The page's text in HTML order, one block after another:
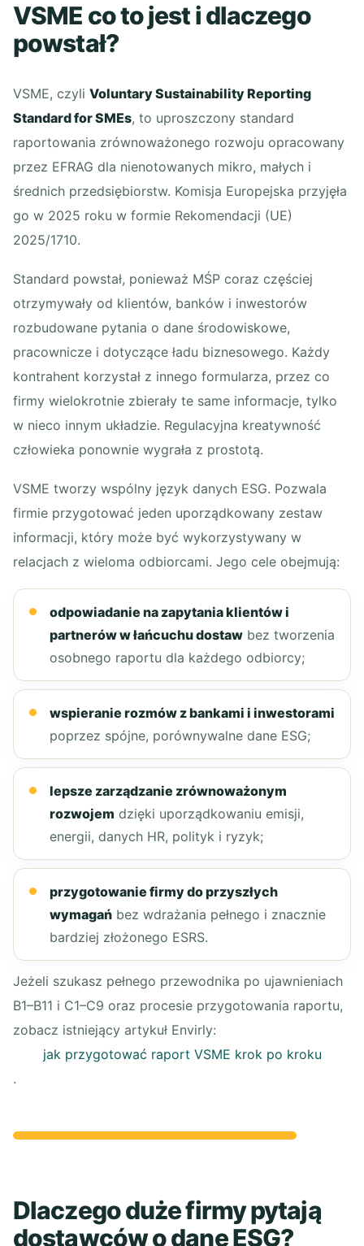
VSME co to jest i dlaczego
powstał?
VSME, czyli Voluntary Sustainability Reporting
Standard for SMEs, to uproszczony standard
raportowania zrównoważonego rozwoju opracowany
przez EFRAG dla nienotowanych mikro, małych i
średnich przedsiębiorstw. Komisja Europejska przyjęła
go w 2025 roku w formie Rekomendacji (UE)
2025/1710.
Standard powstał, ponieważ MŚP coraz częściej
otrzymywały od klientów, banków i inwestorów
rozbudowane pytania o dane środowiskowe,
pracownicze i dotyczące ładu biznesowego. Każdy
kontrahent korzystał z innego formularza, przez co
firmy wielokrotnie zbierały te same informacje, tylko
w nieco innym układzie. Regulacyjna kreatywność
człowieka ponownie wygrała z prostotą.
VSME tworzy wspólny język danych ESG. Pozwala
firmie przygotować jeden uporządkowany zestaw
informacji, który może być wykorzystywany w
relacjach z wieloma odbiorcami. Jego cele obejmują:
odpowiadanie na zapytania klientów i
partnerów w łańcuchu dostaw bez tworzenia
osobnego raportu dla każdego odbiorcy;
wspieranie rozmów z bankami i inwestorami
poprzez spójne, porównywalne dane ESG;
lepsze zarządzanie zrównoważonym
rozwojem dzięki uporządkowaniu emisji,
energii, danych HR, polityk i ryzyk;
przygotowanie firmy do przyszłych
wymagań bez wdrażania pełnego i znacznie
bardziej złożonego ESRS.
Jeżeli szukasz pełnego przewodnika po ujawnieniach
B1–B11 i C1–C9 oraz procesie przygotowania raportu,
zobacz istniejący artykuł Envirly:
jak przygotować raport VSME krok po kroku
.
Dlaczego duże firmy pytają
dostawców o dane ESG?